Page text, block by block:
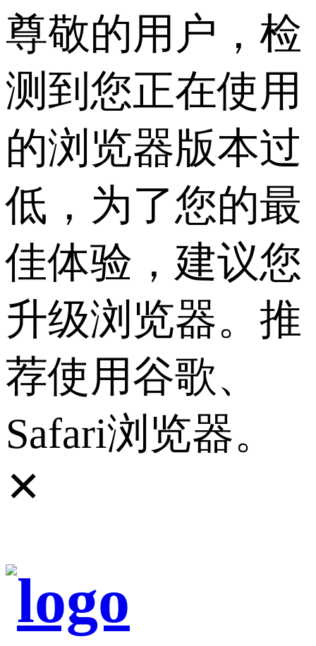
尊敬的用户，检
测到您正在使用
的浏览器版本过
低，为了您的最
佳体验，建议您
升级浏览器。推
荐使用谷歌、
Safari浏览器。
✕